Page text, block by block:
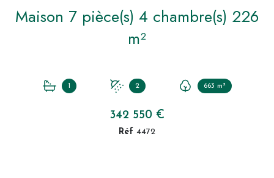
Maison 7 pièce(s) 4 chambre(s) 226
m²
1 2 663 m²
342 550 €
Réf 4472